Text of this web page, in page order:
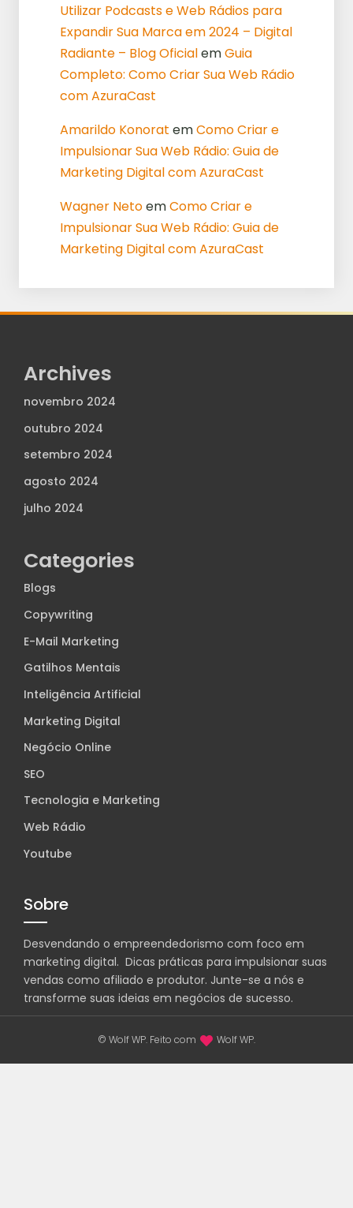
Utilizar Podcasts e Web Rádios para
Expandir Sua Marca em 2024 – Digital
Radiante – Blog OficialemGuia
Completo: Como Criar Sua Web Rádio
com AzuraCast
Amarildo Konorat emComo Criar e
Impulsionar Sua Web Rádio: Guia de
Marketing Digital com AzuraCast
Wagner NetoemComo Criar e
Impulsionar Sua Web Rádio: Guia de
Marketing Digital com AzuraCast
Archives
novembro 2024
outubro 2024
setembro 2024
agosto 2024
julho 2024
Categories
Blogs
Copywriting
E-Mail Marketing
Gatilhos Mentais
Inteligência Artificial
Marketing Digital
Negócio Online
SEO
Tecnologia e Marketing
Web Rádio
Youtube
Sobre
Desvendando o empreendedorismo com foco em
marketing digital. Dicas práticas para impulsionar suas
vendas como afiliado e produtor. Junte-se a nós e
transforme suas ideias em negócios de sucesso.
© Wolf WP. Feito com Wolf WP.